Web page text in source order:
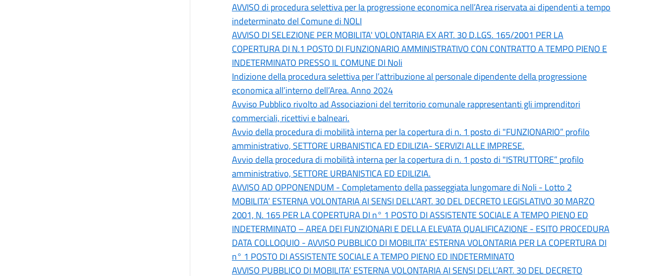
AVVISO di procedura selettiva per la progressione economica nell’Area riservata ai dipendenti a tempo
indeterminato del Comune di NOLI
AVVISO DI SELEZIONE PER MOBILITA' VOLONTARIA EX ART. 30 D.LGS. 165/2001 PER LA
COPERTURA DI N.1 POSTO DI FUNZIONARIO AMMINISTRATIVO CON CONTRATTO A TEMPO PIENO E
INDETERMINATO PRESSO IL COMUNE DI Noli
Indizione della procedura selettiva per l’attribuzione al personale dipendente della progressione
economica all’interno dell’Area. Anno 2024
Avviso Pubblico rivolto ad Associazioni del territorio comunale rappresentanti gli imprenditori
commerciali, ricettivi e balneari.
Avvio della procedura di mobilità interna per la copertura di n. 1 posto di "FUNZIONARIO” profilo
amministrativo, SETTORE URBANISTICA ED EDILIZIA- SERVIZI ALLE IMPRESE.
Avvio della procedura di mobilità interna per la copertura di n. 1 posto di "ISTRUTTORE” profilo
amministrativo, SETTORE URBANISTICA ED EDILIZIA.
AVVISO AD OPPONENDUM - Completamento della passeggiata lungomare di Noli - Lotto 2
MOBILITA’ ESTERNA VOLONTARIA AI SENSI DELL’ART. 30 DEL DECRETO LEGISLATIVO 30 MARZO
2001, N. 165 PER LA COPERTURA DI n° 1 POSTO DI ASSISTENTE SOCIALE A TEMPO PIENO ED
INDETERMINATO – AREA DEI FUNZIONARI E DELLA ELEVATA QUALIFICAZIONE - ESITO PROCEDURA
DATA COLLOQUIO - AVVISO PUBBLICO DI MOBILITA’ ESTERNA VOLONTARIA PER LA COPERTURA DI
n° 1 POSTO DI ASSISTENTE SOCIALE A TEMPO PIENO ED INDETERMINATO
AVVISO PUBBLICO DI MOBILITA’ ESTERNA VOLONTARIA AI SENSI DELL’ART. 30 DEL DECRETO